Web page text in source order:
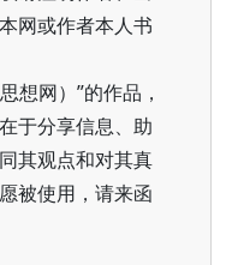
网或作者本人书
想网）”的作品，
于分享信息、助
其观点和对其真
被使用，请来函